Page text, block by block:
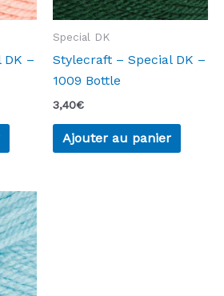
DK –
Special DK
Stylecraft – Special DK –
1009 Bottle
3,40€
Ajouter au panier